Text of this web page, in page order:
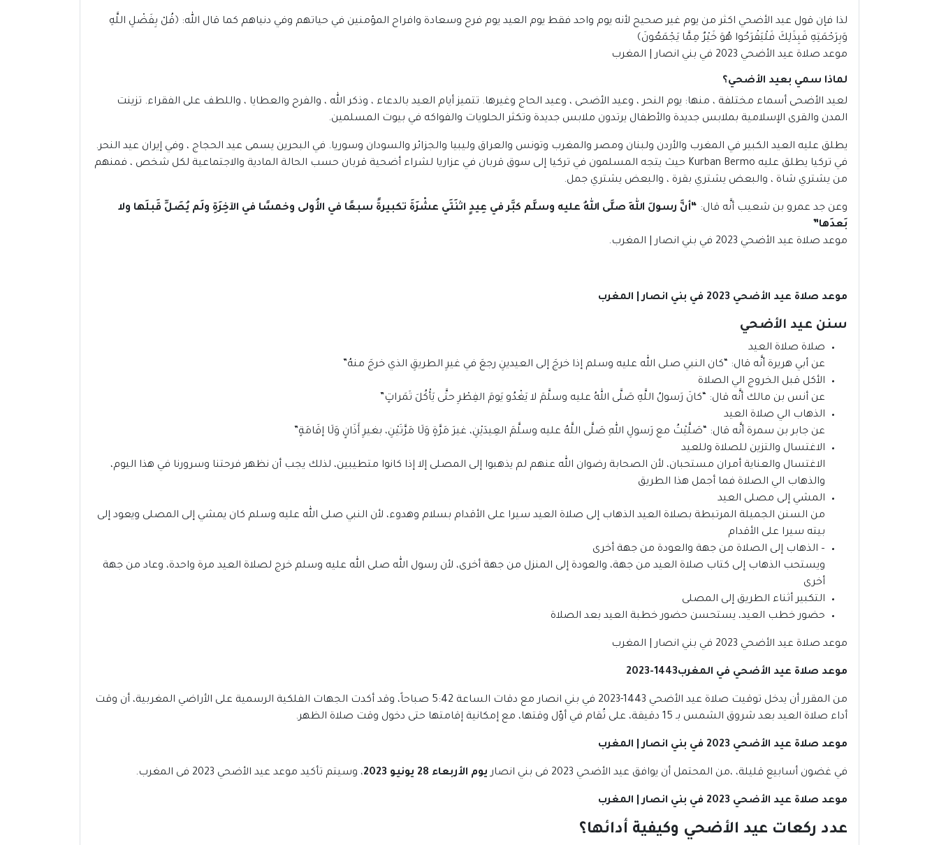
لذا فإن قول عيد الأضحي اكثر من يوم غير صحيح لأنه يوم واحد فقط يوم العيد يوم فرح وسعادة وافراح المؤمنين في حياتهم وفي دنياهم كما قال الله: ﴿قُلْ بِفَضْلِ اللَّهِ
وَبِرَحْمَتِهِ فَبِذَلِكَ فَلْيَفْرَحُوا هُوَ خَيْرٌ مِمَّا يَجْمَعُونَ﴾
موعد صلاة عيد الأضحي 2023 في بني انصار | المغرب
لماذا سمي بعيد الأضحي؟
لعيد الأضحى أسماء مختلفة ، منها: يوم النحر ، وعيد الأضحى ، وعيد الحاج وغيرها. تتميز أيام العيد بالدعاء ، وذكر الله ، والفرح والعطايا ، واللطف على الفقراء. تزينت
المدن والقرى الإسلامية بملابس جديدة والأطفال يرتدون ملابس جديدة وتكثر الحلويات والفواكه في بيوت المسلمين.
يطلق عليه العيد الكبير في المغرب والأردن ولبنان ومصر والمغرب وتونس والعراق وليبيا والجزائر والسودان وسوريا. في البحرين يسمى عيد الحجاج ، وفي إيران عيد النحر.
في تركيا يطلق عليه Kurban Bermo حيث يتجه المسلمون في تركيا إلى سوق قربان في عزاريا لشراء أضحية قربان حسب الحالة المادية والاجتماعية لكل شخص ، فمنهم
من يشتري شاة ، والبعض يشتري بقرة ، والبعض يشتري جمل.
وعن جد عمرو بن شعيب أنَّه قال: “أنَّ رسولَ اللهِ صلَّى اللهُ عليه وسلَّم كبَّر في عِيدٍ اثنَتَي عشْرَةَ تكبيرةً سبعًا في الأُولى وخمسًا في الآخِرَةِ ولَم يُصَلِّ قَبلَها ولا
بَعدَها”
موعد صلاة عيد الأضحي 2023 في بني انصار | المغرب.
موعد صلاة عيد الأضحي 2023 في بني انصار | المغرب
سنن عيد الأضحي
صلاة صلاة العيد
عن أبي هريرة أنَّه قال: “كان النبي صلى الله عليه وسلم إذا خرجَ إلى العيدينِ رجعَ في غيرِ الطريقِ الذي خرجَ منهُ”
الأكل قبل الخروج الي الصلاة
عن أنس بن مالك أنَّه قال: “كانَ رَسولُ اللَّهِ صَلَّى اللهُ عليه وسلَّمَ لا يَغْدُو يَومَ الفِطْرِ حتَّى يَأْكُلَ تَمَراتٍ”
الذهاب الي صلاة العيد
عن جابر بن سمرة أنَّه قال: “صَلَّيْتُ مع رَسولِ اللهِ صَلَّى اللَّهُ عليه وسلَّمَ العِيدَيْنِ، غيرَ مَرَّةٍ وَلَا مَرَّتَيْنِ، بغيرِ أَذَانٍ وَلَا إقَامَةٍ”
الاغتسال والتزين للصلاة وللعيد
الاغتسال والعناية أمران مستحبان، لأن الصحابة رضوان الله عنهم لم يذهبوا إلى المصلى إلا إذا كانوا متطيبين، لذلك يجب أن نظهر فرحتنا وسرورنا في هذا اليوم،
والذهاب الي الصلاة فما أجمل هذا الطريق
المشي إلى مصلى العيد
من السنن الجميلة المرتبطة بصلاة العيد الذهاب إلى صلاة العيد سيرا على الأقدام بسلام وهدوء، لأن النبي صلى الله عليه وسلم كان يمشي إلى المصلى ويعود إلى
بيته سيرا على الأقدام
– الذهاب إلى الصلاة من جهة والعودة من جهة أخرى
ويستحب الذهاب إلى كتاب صلاة العيد من جهة، والعودة إلى المنزل من جهة أخرى، لأن رسول الله صلى الله عليه وسلم خرج لصلاة العيد مرة واحدة، وعاد من جهة
أخرى
التكبير أثناء الطريق إلى المصلى
حضور خطب العيد، يستحسن حضور خطبة العيد بعد الصلاة
موعد صلاة عيد الأضحي 2023 في بني انصار | المغرب
موعد صلاة عيد الأضحي في المغرب1443-2023
من المقرر أن يدخل توقيت صلاة عيد الأضحي 1443-2023 في بني انصار مع دقات الساعة 5:42 صباحاً، وقد أكدت الجهات الفلكية الرسمية على الأراضي المغربية، أن وقت
أداء صلاة العيد بعد شروق الشمس بـ 15 دقيقة، على تُقام في أوّل وقتها، مع إمكانية إقامتها حتى دخول وقت صلاة الظهر.
موعد صلاة عيد الأضحي 2023 في بني انصار | المغرب
في غضون أسابيع قليلة، ،من المحتمل أن يوافق عيد الأضحي 2023 فى بني انصار يوم الأربعاء 28 يونيو 2023 ، وسيتم تأكيد موعد عيد الأضحي 2023 فى المغرب.
موعد صلاة عيد الأضحي 2023 في بني انصار | المغرب
عدد ركعات عيد الأضحي وكيفية أدائها؟